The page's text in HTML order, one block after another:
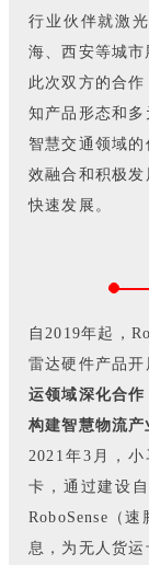
行业伙伴就激
海、西安等城市
此次双方的合
知产品形态和
智慧交通领域
效融合和积极
快速发展。
自2019年起，
雷达硬件产品
运领域深化合作
构建智慧物流产
2021年3月，
卡，通过建设
RoboSense（
息，为无人货